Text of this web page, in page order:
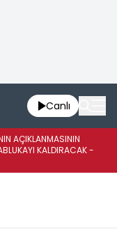
Canlı
AÇIKLANMASININ
KALDIRACAK -